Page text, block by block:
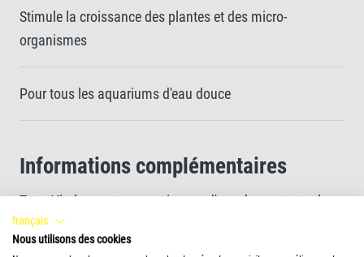
Stimule la croissance des plantes et des micro-
organismes
Pour tous les aquariums d'eau douce
Informations complémentaires
Tetra Vital apporte aux poissons d'eau douce toutes les
vitamines et les oligo-éléments essentiels dont ils ont
besoin pour leur vitalité et leur bien-être. Ses vitamines B
français
Nous utilisons des cookies